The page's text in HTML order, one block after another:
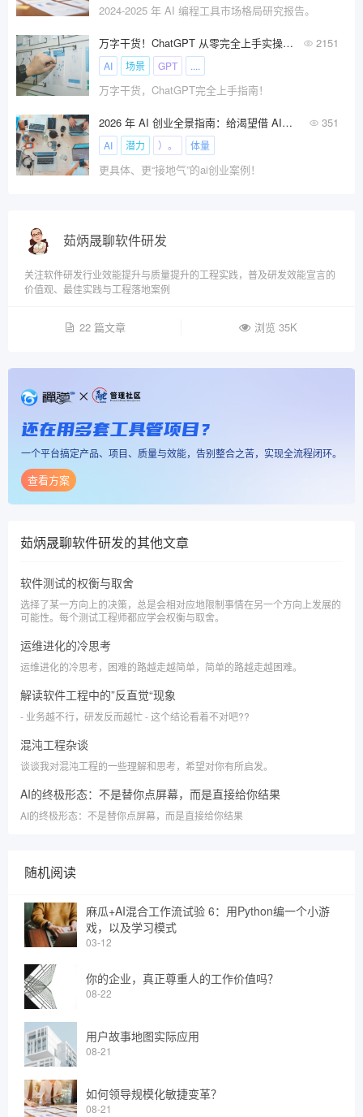
2024-2025 年 AI 编程工具市场格局研究报告。
万字干货！ChatGPT 从零完全上手实操指南！ 2151
AI 场景 GPT ....
万字干货，ChatGPT完全上手指南！
2026 年 AI 创业全景指南：给渴望借 AI 逐梦的人! 351
AI 潜力 ）。 体量
更具体、更“接地气”的ai创业案例！
茹炳晟聊软件研发
关注软件研发行业效能提升与质量提升的工程实践，普及研发效能宣言的
价值观、最佳实践与工程落地案例
22 篇文章 浏览 35K
还在用多套工具管项目？
一个平台搞定产品、项目、质量与效能，告别整合之苦，实现全流程闭环。
查看方案
茹炳晟聊软件研发的其他文章
软件测试的权衡与取舍
选择了某一方向上的决策，总是会相对应地限制事情在另一个方向上发展的
可能性。每个测试工程师都应学会权衡与取舍。
运维进化的冷思考
运维进化的冷思考，困难的路越走越简单，简单的路越走越困难。
解读软件工程中的”反直觉“现象
- 业务越不行，研发反而越忙 - 这个结论看着不对吧??
混沌工程杂谈
谈谈我对混沌工程的一些理解和思考，​希望对你有所启发。
AI的终极形态：不是替你点屏幕，而是直接给你结果
AI的终极形态：不是替你点屏幕，而是直接给你结果
随机阅读
麻瓜+AI混合工作流试验 6：用Python编一个小游
戏，以及学习模式
03-12
你的企业，真正尊重人的工作价值吗？
08-22
用户故事地图实际应用
08-21
如何领导规模化敏捷变革？
08-21